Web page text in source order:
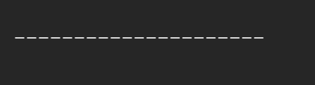
ーーーーーーーーーーーーーーーーーーーーー